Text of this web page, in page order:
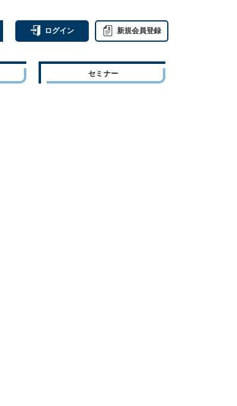
ログイン 新規会員登録
セミナー